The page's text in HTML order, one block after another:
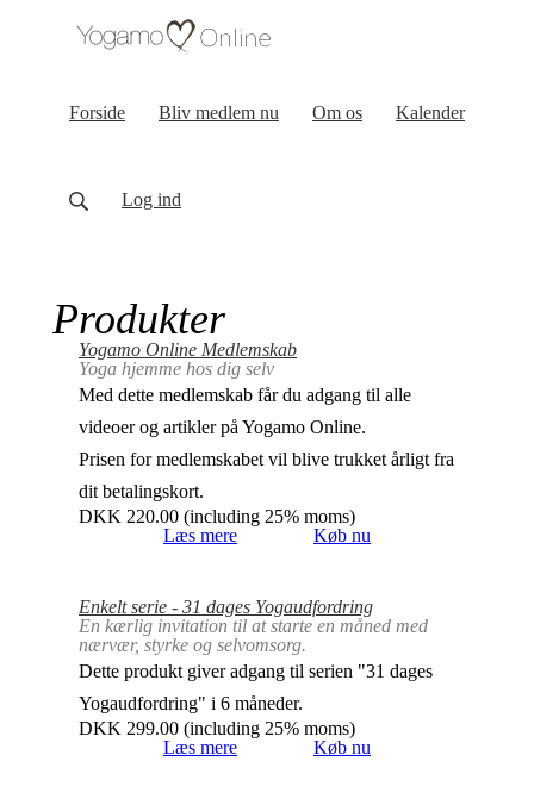
Forside Bliv medlem nu Om os Kalender
Log ind
Produkter
Yogamo Online Medlemskab
Yoga hjemme hos dig selv
Med dette medlemskab får du adgang til alle
videoer og artikler på Yogamo Online.
Prisen for medlemskabet vil blive trukket årligt fra
dit betalingskort.
DKK 220.00 (including 25% moms)
Læs mere
Køb nu
Enkelt serie - 31 dages Yogaudfordring
En kærlig invitation til at starte en måned med
nærvær, styrke og selvomsorg.
Dette produkt giver adgang til serien "31 dages
Yogaudfordring" i 6 måneder.
DKK 299.00 (including 25% moms)
Læs mere
Køb nu